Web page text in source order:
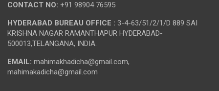
CONTACT NO: +91 98904 76595
HYDERABAD BUREAU OFFICE : 3-4-63/51/2/1/D 889 SAI
KRISHNA NAGAR RAMANTHAPUR HYDERABAD-
500013,TELANGANA, INDIA.
EMAIL: mahimakhadicha@gmail.com,
mahimakadicha@gmail.com